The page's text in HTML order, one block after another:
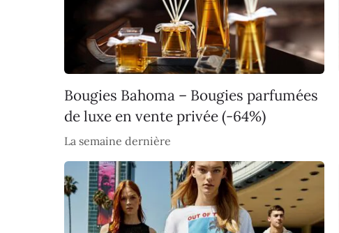
Bougies Bahoma – Bougies parfumées
de luxe en vente privée (-64%)
La semaine dernière